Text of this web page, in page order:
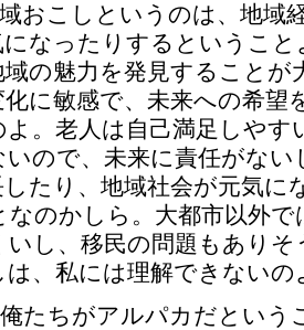
おこしというのは、地域
なったりするというこ
の魅力を発見することが
化に敏感で、未来への希望
。老人は自己満足しやす
いので、未来に責任がな
たり、地域社会が元気に
なのかしら。大都市以外
いし、移民の問題もあり
は、私には理解できないの
俺たちがアルパカだという